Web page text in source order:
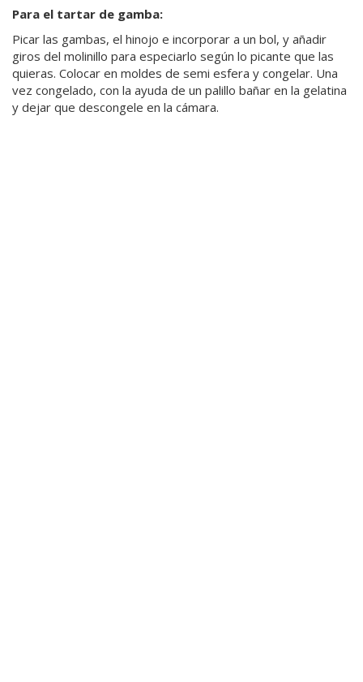
Para el tartar de gamba:
Picar las gambas, el hinojo e incorporar a un bol, y añadir
giros del molinillo para especiarlo según lo picante que las
quieras. Colocar en moldes de semi esfera y congelar. Una
vez congelado, con la ayuda de un palillo bañar en la gelatina
y dejar que descongele en la cámara.